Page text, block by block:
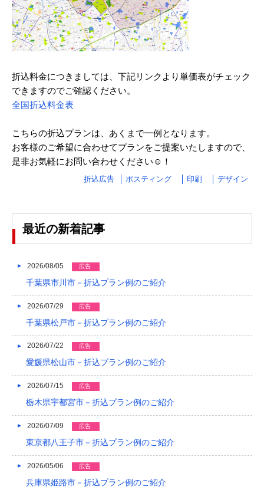
2023/10
2023/09
2023/06
2023/05
2023/04
2022/11
2022/10
2022/09
2022/06
2022/05
2022/03
2022/02
2022/01
折込料金につきましては、下記リンクより単価表がチェック
できますのでご確認ください。
全国折込料金表
こちらの折込プランは、あくまで一例となります。
お客様のご希望に合わせてプランをご提案いたしますので、
是非お気軽にお問い合わせください☺！
折込広告 ポスティング 印刷 デザイン
最近の新着記事
2026/08/05 広告
千葉県市川市－折込プラン例のご紹介
2026/07/29 広告
千葉県松戸市－折込プラン例のご紹介
2026/07/22 広告
愛媛県松山市－折込プラン例のご紹介
2026/07/15 広告
栃木県宇都宮市－折込プラン例のご紹介
2026/07/09 広告
東京都八王子市－折込プラン例のご紹介
2026/05/06 広告
兵庫県姫路市－折込プラン例のご紹介